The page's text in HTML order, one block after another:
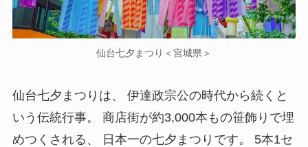
仙台七夕まつり＜宮城県＞
仙台七夕まつりは、 伊達政宗公の時代から続くと
いう伝統行事。 商店街が約3,000本もの笹飾りで埋
めつくされる、 日本一の七夕まつりです。 5本1セ